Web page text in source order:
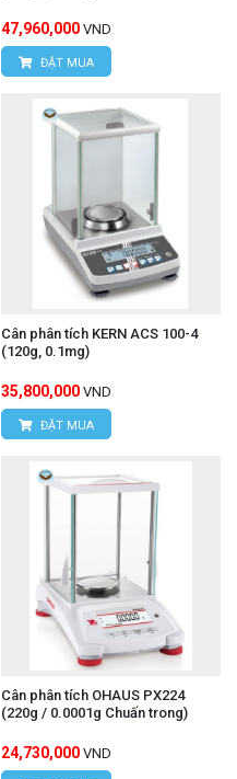
47,960,000 VND
ĐẶT MUA
Cân phân tích KERN ACS 100-4
(120g, 0.1mg)
35,800,000 VND
ĐẶT MUA
Cân phân tích OHAUS PX224
(220g / 0.0001g Chuấn trong)
24,730,000 VND